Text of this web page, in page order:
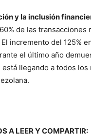
y la inclusión
de las transacciones
incremento del 125%
el último año
llegando a todos los
A LEER Y COMPARTIR: